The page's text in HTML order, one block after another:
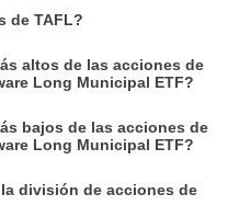
de TAFL?
altos de las acciones de
Long Municipal ETF?
bajos de las acciones de
Long Municipal ETF?
división de acciones de